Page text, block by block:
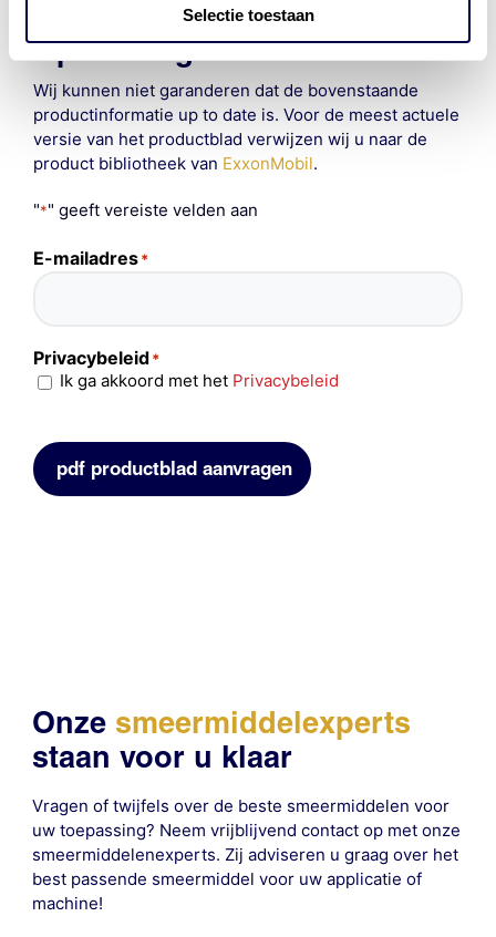
Selectie toestaan
Opmerking
Wij kunnen niet garanderen dat de bovenstaande
productinformatie up to date is. Voor de meest actuele
versie van het productblad verwijzen wij u naar de
product bibliotheek van ExxonMobil.
"*" geeft vereiste velden aan
E-mailadres*
Privacybeleid*
Ik ga akkoord met het Privacybeleid
pdf productblad aanvragen
Onze smeermiddelexperts
staan voor u klaar
Vragen of twijfels over de beste smeermiddelen voor
uw toepassing? Neem vrijblijvend contact op met onze
smeermiddelenexperts. Zij adviseren u graag over het
best passende smeermiddel voor uw applicatie of
machine!